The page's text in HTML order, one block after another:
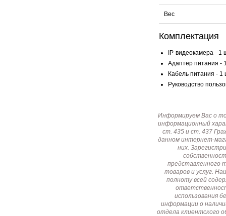
Вес
Комплектация
IP-видеокамера - 1
Адаптер питания -
Кабель питания - 1
Руководство
Информируем Вас о
информационный
ст. 435 и ст. 437
данном интернет-
них.
представленного
товаров и услуг.
полноту всей
использования
информации о
отдела клиентского